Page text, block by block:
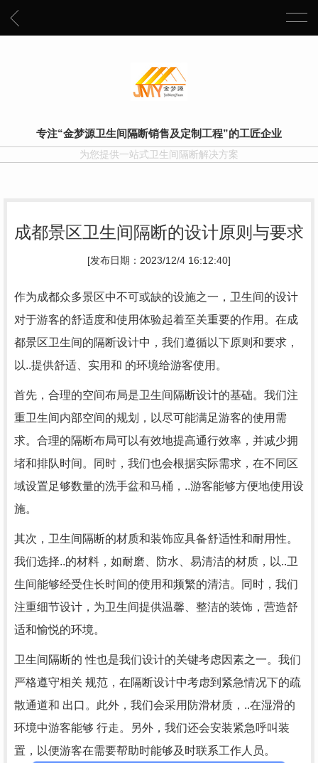
专注“金梦源卫生间隔断销售及定制工程”的工匠企业
为您提供一站式卫生间隔断解决方案
成都景区卫生间隔断的设计原则与要求
[发布日期：2023/12/4 16:12:40]
作为成都众多景区中不可或缺的设施之一，卫生间的设计
对于游客的舒适度和使用体验起着至关重要的作用。在成
都景区卫生间的隔断设计中，我们遵循以下原则和要求，
以..提供舒适、实用和 的环境给游客使用。
首先，合理的空间布局是卫生间隔断设计的基础。我们注
重卫生间内部空间的规划，以尽可能满足游客的使用需
求。合理的隔断布局可以有效地提高通行效率，并减少拥
堵和排队时间。同时，我们也会根据实际需求，在不同区
域设置足够数量的洗手盆和马桶，..游客能够方便地使用设
施。
其次，卫生间隔断的材质和装饰应具备舒适性和耐用性。
我们选择..的材料，如耐磨、防水、易清洁的材质，以..卫
生间能够经受住长时间的使用和频繁的清洁。同时，我们
注重细节设计，为卫生间提供温馨、整洁的装饰，营造舒
适和愉悦的环境。
卫生间隔断的 性也是我们设计的关键考虑因素之一。我们
严格遵守相关 规范，在隔断设计中考虑到紧急情况下的疏
散通道和 出口。此外，我们会采用防滑材质，..在湿滑的
环境中游客能够 行走。另外，我们还会安装紧急呼叫装
置，以便游客在需要帮助时能够及时联系工作人员。